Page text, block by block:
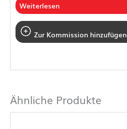
Weiterlesen
Zur Kommission hinzufügen
Ähnliche Produkte